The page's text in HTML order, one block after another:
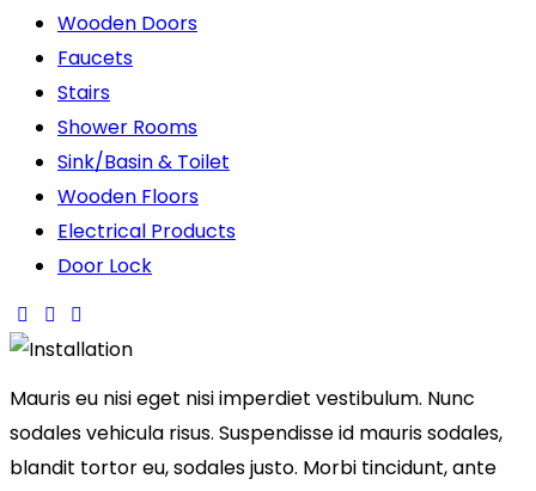
Wooden Doors
Faucets
Stairs
Shower Rooms
Sink/Basin & Toilet
Wooden Floors
Electrical Products
Door Lock
Mauris eu nisi eget nisi imperdiet vestibulum. Nunc
sodales vehicula risus. Suspendisse id mauris sodales,
blandit tortor eu, sodales justo. Morbi tincidunt, ante